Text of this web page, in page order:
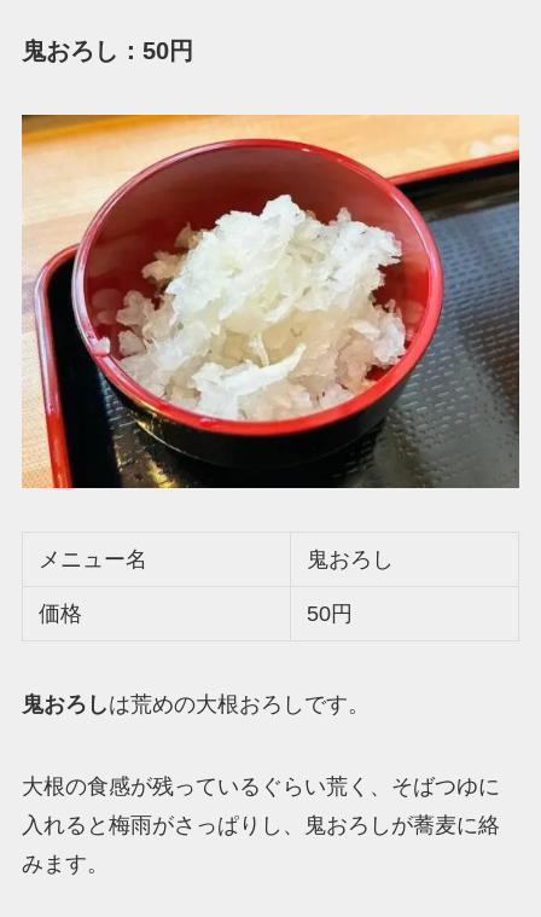
鬼おろし：50円
メニュー名 鬼おろし
価格 50円
鬼おろしは荒めの大根おろしです。
大根の食感が残っているぐらい荒く、そばつゆに
入れると梅雨がさっぱりし、鬼おろしが蕎麦に絡
みます。